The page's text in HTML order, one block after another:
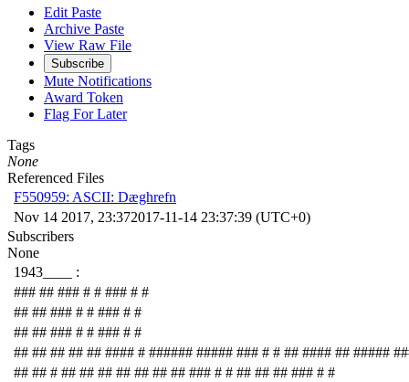
Edit Paste
Archive Paste
View Raw File
Subscribe
Mute Notifications
Award Token
Flag For Later
Tags
None
Referenced Files
F550959: ASCII: Dæghrefn
Nov 14 2017, 23:372017-11-14 23:37:39 (UTC+0)
Subscribers
None
1943____ :
### ## ### # # ### # #
## ## ### # # ### # #
## ## ### # # ### # #
## ## ## ## ## #### # ###### ##### ### # # ## #### ## #####
## ## # ## ## ## ## ## ## ## ### # # ## ## ## ### # #